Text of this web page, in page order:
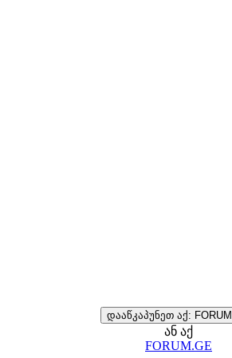
დააწკაპუნეთ აქ:
ან აქ
FORUM.GE